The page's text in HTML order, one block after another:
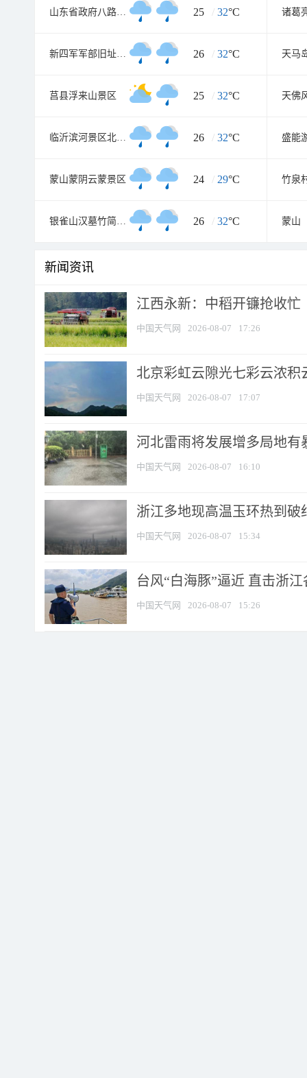
山东省政府八路军115师司令部旧址 25 / 32°C 诸葛
新四军军部旧址纪念馆 26 / 32°C 天马
莒县浮来山景区 25 / 32°C 天佛
临沂滨河景区北湖心岛 26 / 32°C 盛能
蒙山蒙阴云蒙景区 24 / 29°C 竹泉
银雀山汉墓竹简博物馆 26 / 32°C 蒙山
新闻资讯
江西永新：中稻开镰抢收忙
中国天气网 2026-08-07 17:26
北京彩虹云隙光七彩云浓积
中国天气网 2026-08-07 17:07
河北雷雨将发展增多局地有
中国天气网 2026-08-07 16:10
浙江多地现高温玉环热到破
中国天气网 2026-08-07 15:34
台风“白海豚”逼近 直击浙
中国天气网 2026-08-07 15:26